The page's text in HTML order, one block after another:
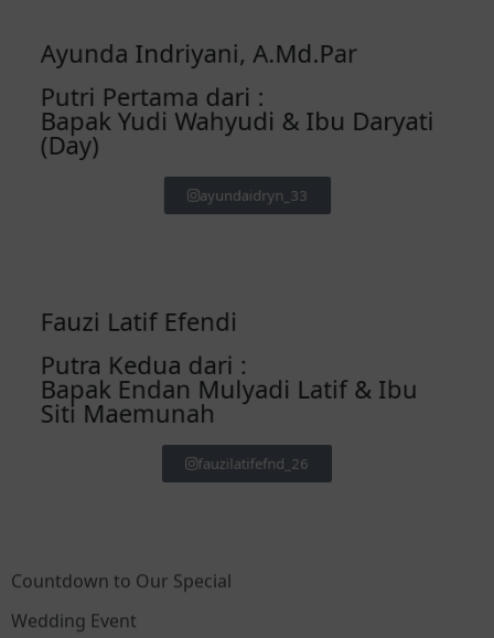
Ayunda Indriyani, A.Md.Par
Putri Pertama dari :
Bapak Yudi Wahyudi & Ibu Daryati
(Day)
ayundaidryn_33
Fauzi Latif Efendi
Putra Kedua dari :
Bapak Endan Mulyadi Latif & Ibu
Siti Maemunah
fauzilatifefnd_26
Countdown to Our Special
Wedding Event